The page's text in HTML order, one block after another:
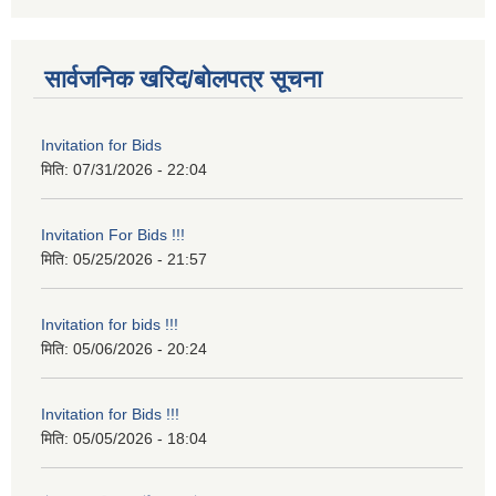
सार्वजनिक खरिद/बोलपत्र सूचना
Invitation for Bids
मिति: 07/31/2026 - 22:04
Invitation For Bids !!!
मिति: 05/25/2026 - 21:57
Invitation for bids !!!
मिति: 05/06/2026 - 20:24
Invitation for Bids !!!
मिति: 05/05/2026 - 18:04